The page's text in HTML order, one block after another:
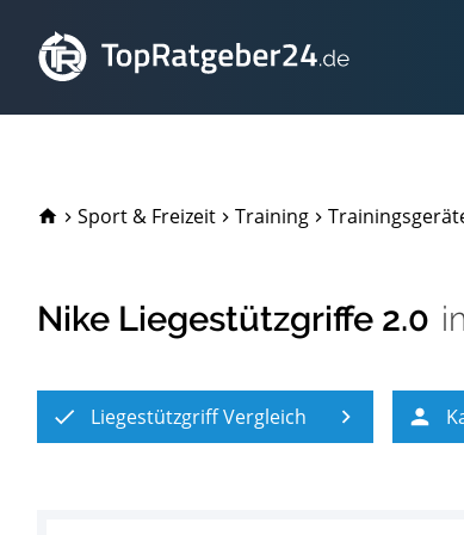
TopRatgeber24.de
Sport & Freizeit Training
Nike Liegestützgriffe 2.0
Liegestützgriff Vergleich